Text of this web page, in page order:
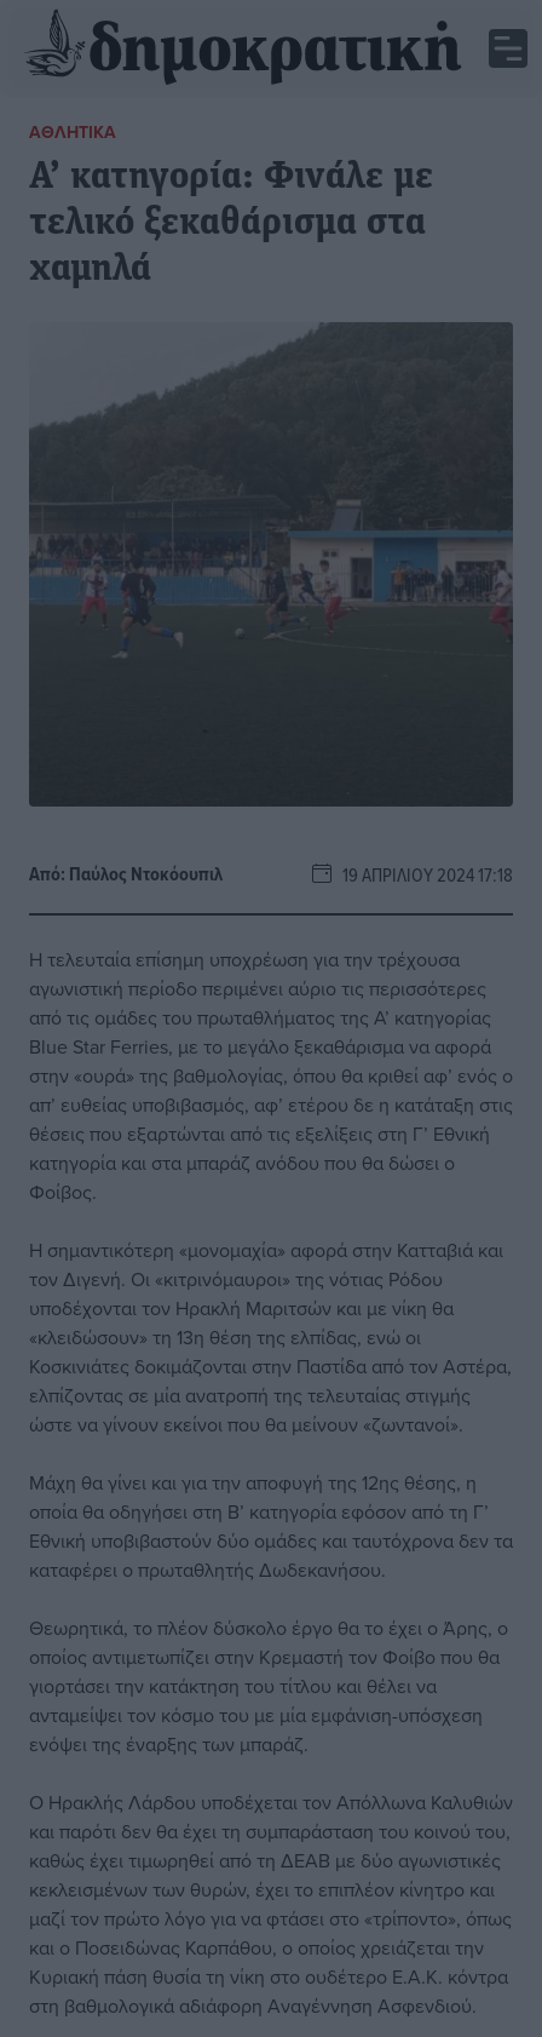
ΑΘΛΗΤΙΚΆ
Α’ κατηγορία: Φινάλε με
τελικό ξεκαθάρισμα στα
χαμηλά
Από: Παύλος Nτοκόουπιλ 19 ΑΠΡΙΛΊΟΥ 2024 17:18
Η τελευταία επίσημη υποχρέωση για την τρέχουσα
αγωνιστική περίοδο περιμένει αύριο τις περισσότερες
από τις ομάδες του πρωταθλήματος της Α’ κατηγορίας
Blue Star Ferries, με το μεγάλο ξεκαθάρισμα να αφορά
στην «ουρά» της βαθμολογίας, όπου θα κριθεί αφ’ ενός ο
απ’ ευθείας υποβιβασμός, αφ’ ετέρου δε η κατάταξη στις
θέσεις που εξαρτώνται από τις εξελίξεις στη Γ’ Εθνική
κατηγορία και στα μπαράζ ανόδου που θα δώσει ο
Φοίβος.
Η σημαντικότερη «μονομαχία» αφορά στην Κατταβιά και
τον Διγενή. Οι «κιτρινόμαυροι» της νότιας Ρόδου
υποδέχονται τον Ηρακλή Μαριτσών και με νίκη θα
«κλειδώσουν» τη 13η θέση της ελπίδας, ενώ οι
Κοσκινιάτες δοκιμάζονται στην Παστίδα από τον Αστέρα,
ελπίζοντας σε μία ανατροπή της τελευταίας στιγμής
ώστε να γίνουν εκείνοι που θα μείνουν «ζωντανοί».
Μάχη θα γίνει και για την αποφυγή της 12ης θέσης, η
οποία θα οδηγήσει στη Β’ κατηγορία εφόσον από τη Γ’
Εθνική υποβιβαστούν δύο ομάδες και ταυτόχρονα δεν τα
καταφέρει ο πρωταθλητής Δωδεκανήσου.
Θεωρητικά, το πλέον δύσκολο έργο θα το έχει ο Άρης, ο
οποίος αντιμετωπίζει στην Κρεμαστή τον Φοίβο που θα
γιορτάσει την κατάκτηση του τίτλου και θέλει να
ανταμείψει τον κόσμο του με μία εμφάνιση-υπόσχεση
ενόψει της έναρξης των μπαράζ.
Ο Ηρακλής Λάρδου υποδέχεται τον Απόλλωνα Καλυθιών
και παρότι δεν θα έχει τη συμπαράσταση του κοινού του,
καθώς έχει τιμωρηθεί από τη ΔΕΑΒ με δύο αγωνιστικές
κεκλεισμένων των θυρών, έχει το επιπλέον κίνητρο και
μαζί τον πρώτο λόγο για να φτάσει στο «τρίποντο», όπως
και ο Ποσειδώνας Καρπάθου, ο οποίος χρειάζεται την
Κυριακή πάση θυσία τη νίκη στο ουδέτερο Ε.Α.Κ. κόντρα
στη βαθμολογικά αδιάφορη Αναγέννηση Ασφενδιού.